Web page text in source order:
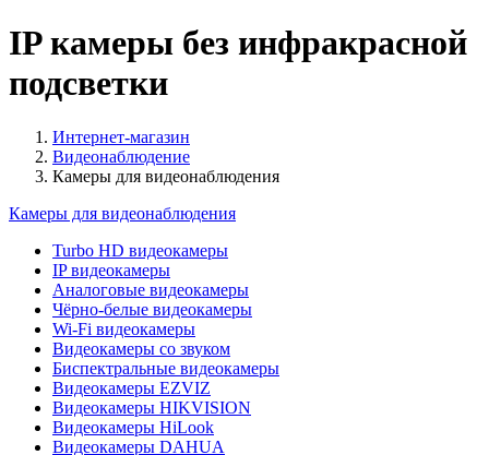
IP камеры без инфракрасной
подсветки
Интернет-магазин
Видеонаблюдение
Камеры для видеонаблюдения
Камеры для видеонаблюдения
Turbo HD видеокамеры
IP видеокамеры
Аналоговые видеокамеры
Чёрно-белые видеокамеры
Wi-Fi видеокамеры
Видеокамеры со звуком
Биспектральные видеокамеры
Видеокамеры EZVIZ
Видеокамеры HIKVISION
Видеокамеры HiLook
Видеокамеры DAHUA